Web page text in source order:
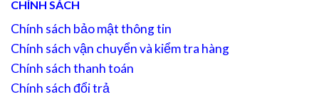
CHÍNH SÁCH
Chính sách bảo mật thông tin
Chính sách vận chuyển và kiểm tra hàng
Chính sách thanh toán
Chính sách đổi trả